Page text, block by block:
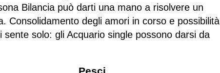
Bilancia può darti una mano a risolvere un
Consolidamento degli amori in corso e possibilità
sente solo: gli Acquario single possono darsi da